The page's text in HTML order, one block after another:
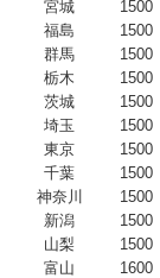
宮城
1500
福島
1500
群馬
1500
栃木
1500
茨城
1500
埼玉
1500
東京
1500
千葉
1500
神奈川
1500
新潟
1500
山梨
1500
富山
1600